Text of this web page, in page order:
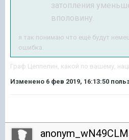
затопления
вполовину.
я так понимаю что ещё будут
ошибка.
Граф Цеппелин, какой по вашему,
Изменено 6 фев 2019, 16:13:50